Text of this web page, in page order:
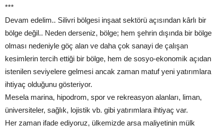
***
Devam edelim.. Silivri bölgesi inşaat sektörü açısından kârlı bir
bölge değil.. Neden derseniz, bölge; hem şehrin dışında bir bölge
olması nedeniyle göç alan ve daha çok sanayi de çalışan
kesimlerin tercih ettiği bir bölge, hem de sosyo-ekonomik açıdan
istenilen seviyelere gelmesi ancak zaman matuf yeni yatırımlara
ihtiyaç olduğunu gösteriyor.
Mesela marina, hipodrom, spor ve rekreasyon alanları, liman,
üniversiteler, sağlık, lojistik vb. gibi yatırımlara ihtiyaç var.
Her zaman ifade ediyoruz, ülkemizde arsa maliyetinin mülk